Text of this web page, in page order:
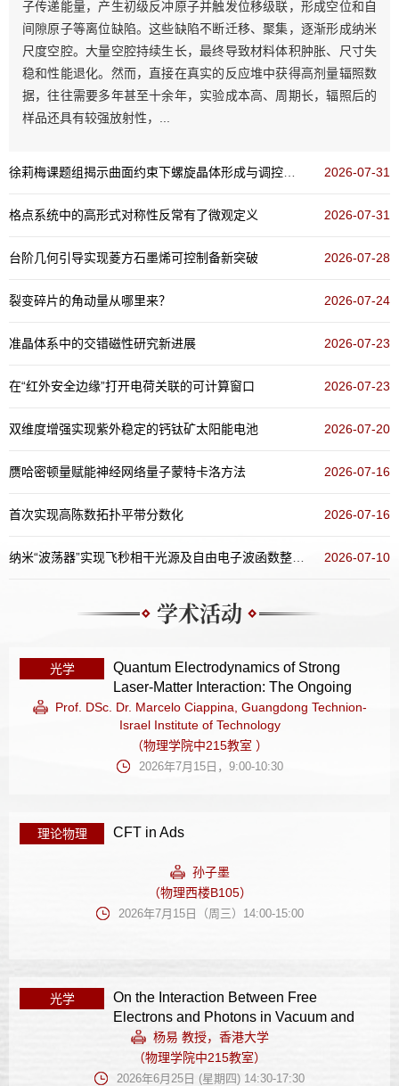
子传递能量，产生初级反冲原子并触发位移级联，形成空位和自
间隙原子等离位缺陷。这些缺陷不断迁移、聚集，逐渐形成纳米
尺度空腔。大量空腔持续生长，最终导致材料体积肿胀、尺寸失
稳和性能退化。然而，直接在真实的反应堆中获得高剂量辐照数
据，往往需要多年甚至十余年，实验成本高、周期长，辐照后的
样品还具有较强放射性，...
2026-07-31
格点系统中的高形式对称性反常有了微观定义 2026-07-31
台阶几何引导实现菱方石墨烯可控制备新突破 2026-07-28
裂变碎片的角动量从哪里来？ 2026-07-24
准晶体系中的交错磁性研究新进展 2026-07-23
在“红外安全边缘”打开电荷关联的可计算窗口 2026-07-23
双维度增强实现紫外稳定的钙钛矿太阳能电池 2026-07-20
赝哈密顿量赋能神经网络量子蒙特卡洛方法 2026-07-16
首次实现高陈数拓扑平带分数化 2026-07-16
2026-07-10
学术活动
光学
Quantum Electrodynamics of Strong
Laser-Matter Interaction: The Ongoing
Journey and Beyond
Prof. DSc. Dr. Marcelo Ciappina, Guangdong Technion-
Israel Institute of Technology
（物理学院中215教室 ）
2026年7月15日，9:00-10:30
理论物理 CFT in Ads
孙子墨
（物理西楼B105）
2026年7月15日（周三）14:00-15:00
光学
On the Interaction Between Free
Electrons and Photons in Vacuum and
Shaped Vacuum
杨易 教授，香港大学
（物理学院中215教室）
2026年6月25日 (星期四) 14:30-17:30